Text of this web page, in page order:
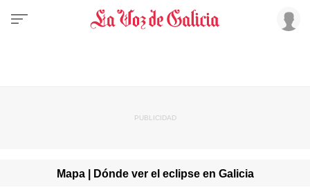
Mapa | Dónde ver el eclipse en Galicia